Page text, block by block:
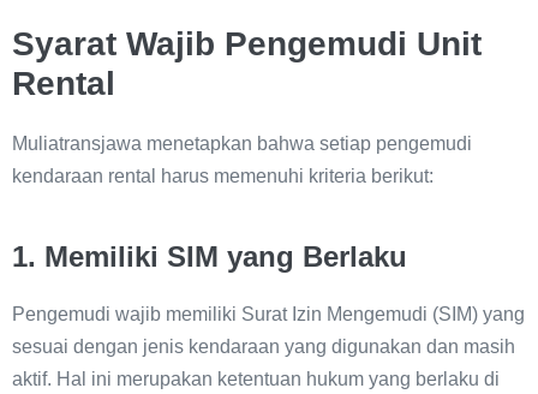
Syarat Wajib Pengemudi Unit
Rental
Muliatransjawa menetapkan bahwa setiap pengemudi
kendaraan rental harus memenuhi kriteria berikut:
1. Memiliki SIM yang Berlaku
Pengemudi wajib memiliki Surat Izin Mengemudi (SIM) yang
sesuai dengan jenis kendaraan yang digunakan dan masih
aktif. Hal ini merupakan ketentuan hukum yang berlaku di